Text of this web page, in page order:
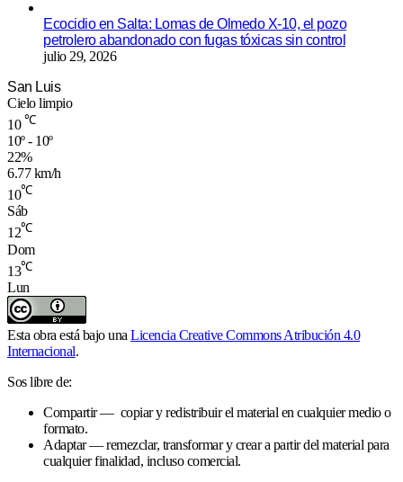
Ecocidio en Salta: Lomas de Olmedo X-10, el pozo
petrolero abandonado con fugas tóxicas sin control
julio 29, 2026
San Luis
Cielo limpio
10 ℃
10º - 10º
22%
6.77 km/h
10℃
Sáb
12℃
Dom
13℃
Lun
Esta obra está bajo una Licencia Creative Commons Atribución 4.0
Internacional.
Sos libre de:
Compartir — copiar y redistribuir el material en cualquier medio o
formato.
Adaptar — remezclar, transformar y crear a partir del material para
cualquier finalidad, incluso comercial.